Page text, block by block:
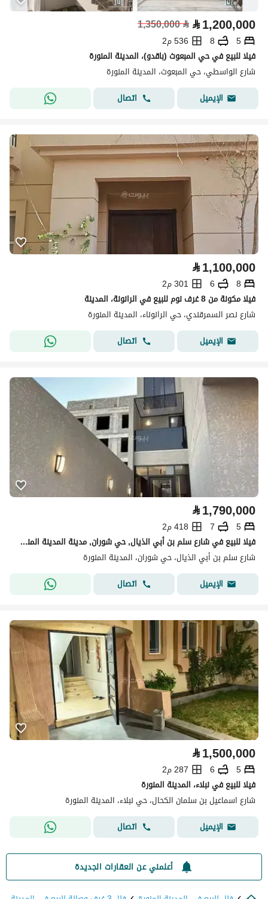
⃁1,200,000
⃁
1,350,000
5
8
536 م2
فيلا للبيع في حي المبعوث (باقدو)، المدينة المنورة
شارع الواسطي، حي المبعوث، المدينة المنورة
الإيميل
اتصال
⃁1,100,000
8
6
301 م2
فيلا مكونة من 8 غرف نوم للبيع في الرانونة، المدينة
شارع نصر السمرقندي، حي الرانوناء، المدينة المنورة
الإيميل
اتصال
⃁1,790,000
5
7
418 م2
فيلا للبيع في شارع سلم بن أبي الذيال, حي شوران, مدينة المدينة المنورة
شارع سلم بن أبي الذيال، حي شوران، المدينة المنورة
الإيميل
اتصال
⃁1,500,000
5
6
287 م2
فيلا للبيع في نبلاء، المدينة المنورة
شارع اسماعيل بن سلمان الكحال، حي نبلاء، المدينة المنورة
الإيميل
اتصال
أعلمني عن العقارات الجديدة